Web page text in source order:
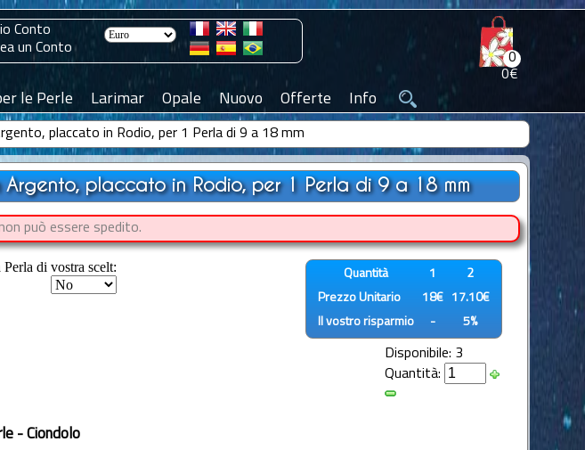
0
0€
Conto
un Conto
le Perle Larimar Opale Nuovo Offerte Info
placcato in Rodio, per 1 Perla di 9 a 18 mm
placcato in Rodio, per 1 Perla di 9 a 18 mm
può essere spedito.
di vostra scelt: Quantità 1
2
Prezzo Unitario
18€
17.10€
Il vostro risparmio
- 5%
Disponibile: 3
Quantità:
- Ciondolo